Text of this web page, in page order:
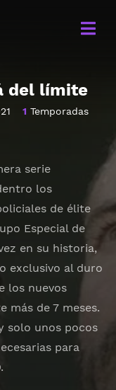
del límite
1Temporadas
serie
los
de élite
Especial de
en su historia,
exclusivo al duro
los nuevos
más de 7 meses.
solo unos pocos
para